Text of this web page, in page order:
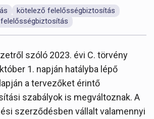
kötelező felelősségbiztosítás
szóló 2023. évi C. törvény
1. napján hatályba lépő
a tervezőket érintő
szabályok is megváltoznak. A
szerződésben vállalt valamennyi